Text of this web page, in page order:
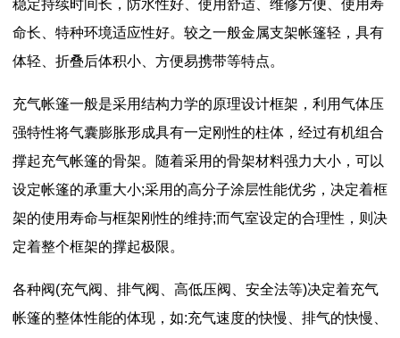
稳定持续时间长，防水性好、使用舒适、维修方便、使用寿
命长、特种环境适应性好。较之一般金属支架帐篷轻，具有
体轻、折叠后体积小、方便易携带等特点。
充气帐篷一般是采用结构力学的原理设计框架，利用气体压
强特性将气囊膨胀形成具有一定刚性的柱体，经过有机组合
撑起充气帐篷的骨架。随着采用的骨架材料强力大小，可以
设定帐篷的承重大小;采用的高分子涂层性能优劣，决定着框
架的使用寿命与框架刚性的维持;而气室设定的合理性，则决
定着整个框架的撑起极限。
各种阀(充气阀、排气阀、高低压阀、安全法等)决定着充气
帐篷的整体性能的体现，如:充气速度的快慢、排气的快慢、